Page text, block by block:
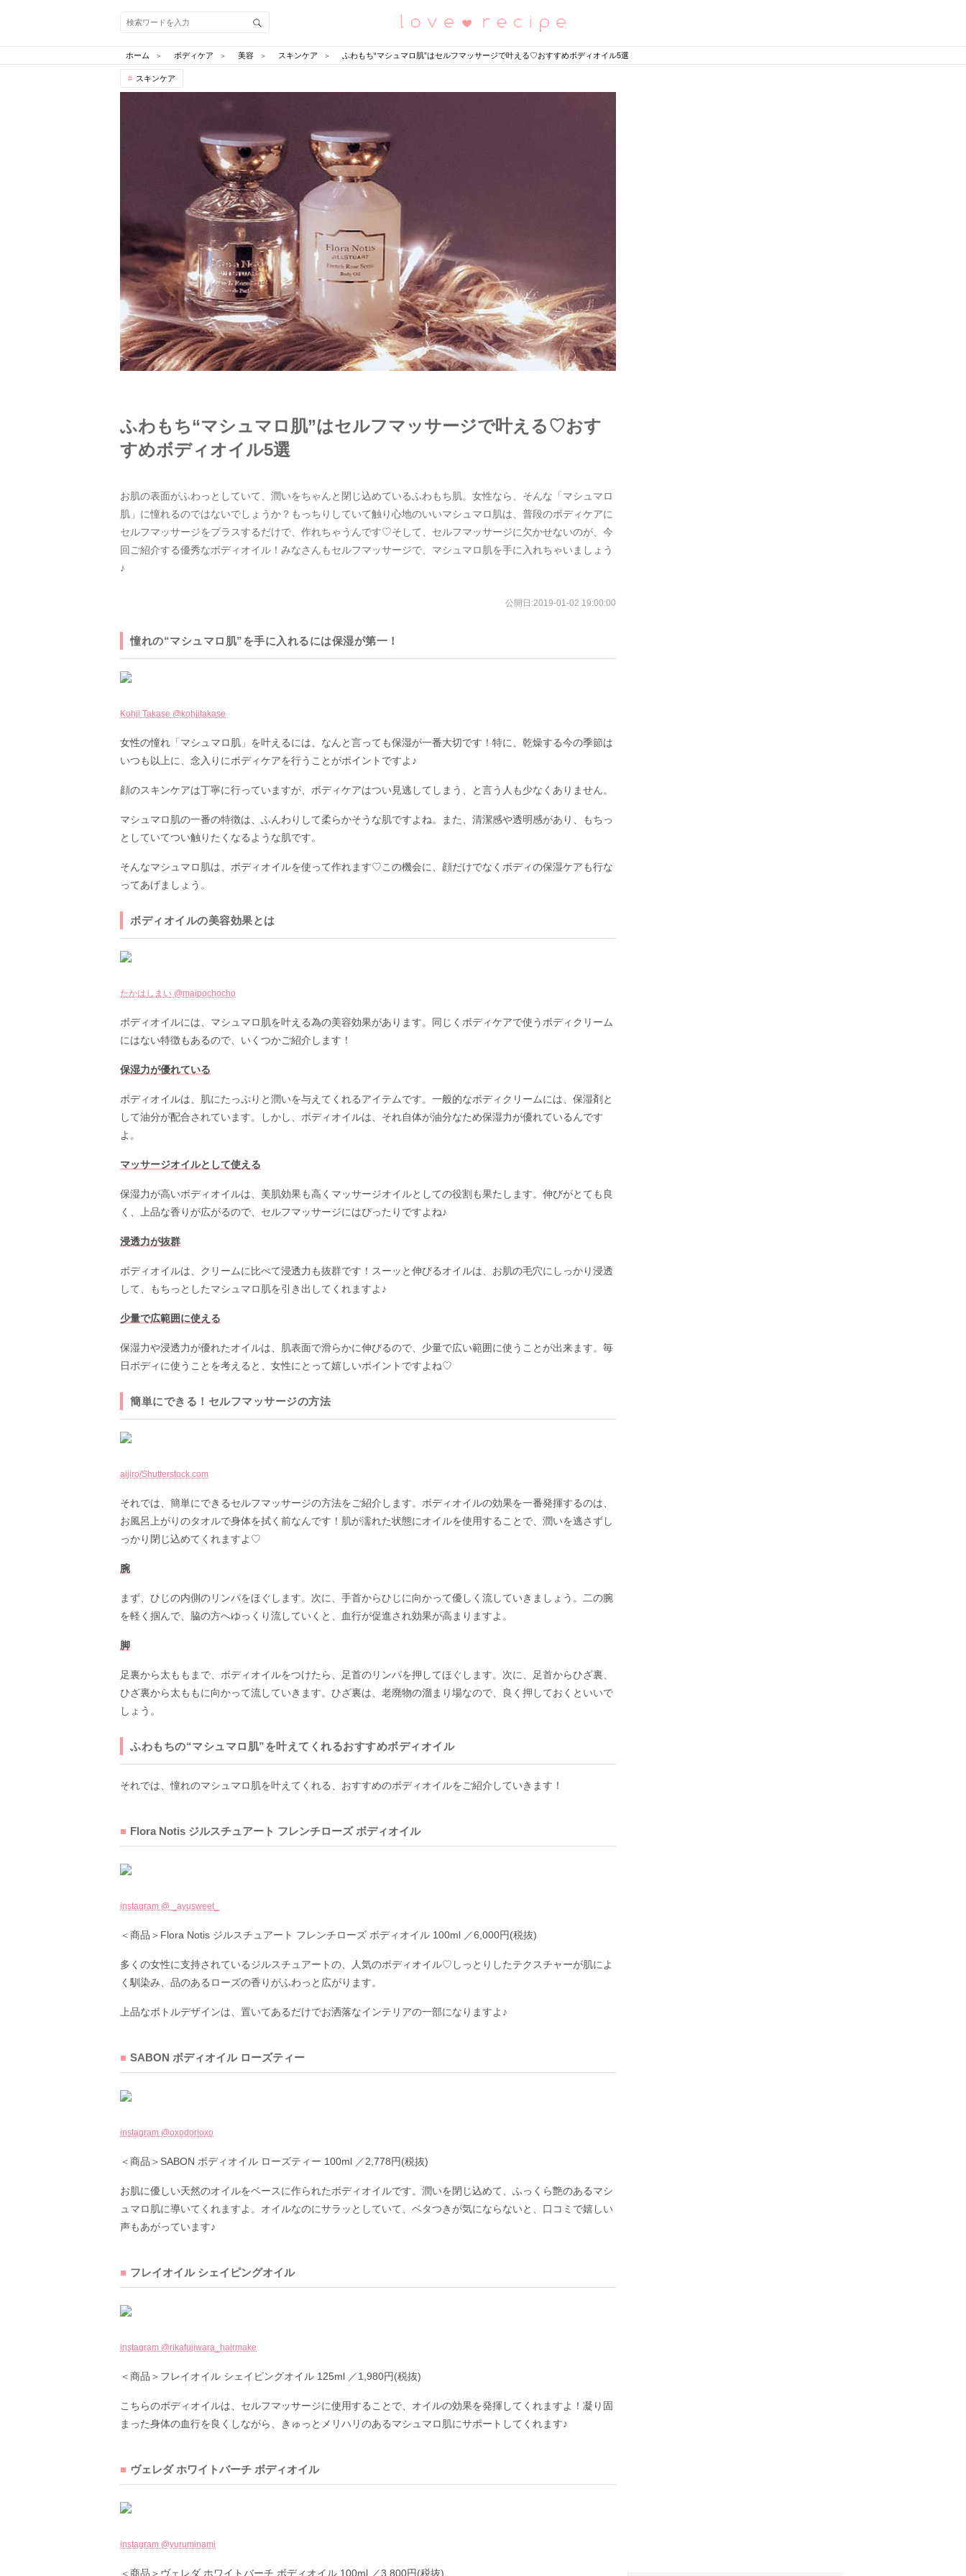
恋愛レシピ
ホーム ボディケア 美容 スキンケア ふわもち“マシュマロ肌”はセルフマッサージで叶える♡おすすめボディオイル5選
スキンケア
ふわもち“マシュマロ肌”はセルフマッサージで叶える♡おす
すめボディオイル5選
お肌の表面がふわっとしていて、潤いをちゃんと閉じ込めているふわもち肌。女性なら、そんな「マシュマロ
肌」に憧れるのではないでしょうか？もっちりしていて触り心地のいいマシュマロ肌は、普段のボディケアに
セルフマッサージをプラスするだけで、作れちゃうんです♡そして、セルフマッサージに欠かせないのが、今
回ご紹介する優秀なボディオイル！みなさんもセルフマッサージで、マシュマロ肌を手に入れちゃいましょう
♪
公開日:2019-01-02 19:00:00
憧れの“マシュマロ肌”を手に入れるには保湿が第一！
Kohji Takase @kohjitakase
女性の憧れ「マシュマロ肌」を叶えるには、なんと言っても保湿が一番大切です！特に、乾燥する今の季節は
いつも以上に、念入りにボディケアを行うことがポイントですよ♪
顔のスキンケアは丁寧に行っていますが、ボディケアはつい見逃してしまう、と言う人も少なくありません。
マシュマロ肌の一番の特徴は、ふんわりして柔らかそうな肌ですよね。また、清潔感や透明感があり、もちっ
としていてつい触りたくなるような肌です。
そんなマシュマロ肌は、ボディオイルを使って作れます♡この機会に、顔だけでなくボディの保湿ケアも行な
ってあげましょう。
ボディオイルの美容効果とは
たかはしまい @maipochocho
ボディオイルには、マシュマロ肌を叶える為の美容効果があります。同じくボディケアで使うボディクリーム
にはない特徴もあるので、いくつかご紹介します！
保湿力が優れている
ボディオイルは、肌にたっぷりと潤いを与えてくれるアイテムです。一般的なボディクリームには、保湿剤と
して油分が配合されています。しかし、ボディオイルは、それ自体が油分なため保湿力が優れているんです
よ。
マッサージオイルとして使える
保湿力が高いボディオイルは、美肌効果も高くマッサージオイルとしての役割も果たします。伸びがとても良
く、上品な香りが広がるので、セルフマッサージにはぴったりですよね♪
浸透力が抜群
ボディオイルは、クリームに比べて浸透力も抜群です！スーッと伸びるオイルは、お肌の毛穴にしっかり浸透
して、もちっとしたマシュマロ肌を引き出してくれますよ♪
少量で広範囲に使える
保湿力や浸透力が優れたオイルは、肌表面で滑らかに伸びるので、少量で広い範囲に使うことが出来ます。毎
日ボディに使うことを考えると、女性にとって嬉しいポイントですよね♡
簡単にできる！セルフマッサージの方法
aijiro/Shutterstock.com
それでは、簡単にできるセルフマッサージの方法をご紹介します。ボディオイルの効果を一番発揮するのは、
お風呂上がりのタオルで身体を拭く前なんです！肌が濡れた状態にオイルを使用することで、潤いを逃さずし
っかり閉じ込めてくれますよ♡
腕
まず、ひじの内側のリンパをほぐします。次に、手首からひじに向かって優しく流していきましょう。二の腕
を軽く掴んで、脇の方へゆっくり流していくと、血行が促進され効果が高まりますよ。
脚
足裏から太ももまで、ボディオイルをつけたら、足首のリンパを押してほぐします。次に、足首からひざ裏、
ひざ裏から太ももに向かって流していきます。ひざ裏は、老廃物の溜まり場なので、良く押しておくといいで
しょう。
ふわもちの“マシュマロ肌”を叶えてくれるおすすめボディオイル
それでは、憧れのマシュマロ肌を叶えてくれる、おすすめのボディオイルをご紹介していきます！
Flora Notis ジルスチュアート フレンチローズ ボディオイル
instagram @ _ayusweet_
＜商品＞Flora Notis ジルスチュアート フレンチローズ ボディオイル 100ml ／6,000円(税抜)
多くの女性に支持されているジルスチュアートの、人気のボディオイル♡しっとりしたテクスチャーが肌によ
く馴染み、品のあるローズの香りがふわっと広がります。
上品なボトルデザインは、置いてあるだけでお洒落なインテリアの一部になりますよ♪
SABON ボディオイル ローズティー
instagram @oxodorioxo
＜商品＞SABON ボディオイル ローズティー 100ml ／2,778円(税抜)
お肌に優しい天然のオイルをベースに作られたボディオイルです。潤いを閉じ込めて、ふっくら艶のあるマシ
ュマロ肌に導いてくれますよ。オイルなのにサラッとしていて、ベタつきが気にならないと、口コミで嬉しい
声もあがっています♪
フレイオイル シェイピングオイル
instagram @rikafujiwara_hairmake
＜商品＞フレイオイル シェイピングオイル 125ml ／1,980円(税抜)
こちらのボディオイルは、セルフマッサージに使用することで、オイルの効果を発揮してくれますよ！凝り固
まった身体の血行を良くしながら、きゅっとメリハリのあるマシュマロ肌にサポートしてくれます♪
ヴェレダ ホワイトバーチ ボディオイル
instagram @yuruminami
＜商品＞ヴェレダ ホワイトバーチ ボディオイル 100ml ／3,800円(税抜)